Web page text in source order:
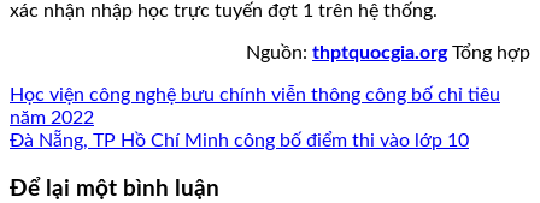
xác nhận nhập học trực tuyến đợt 1 trên hệ thống.
Nguồn: thptquocgia.orgTổng hợp
Học viện công nghệ bưu chính viễn thông công bố chỉ tiêu
năm 2022
Đà Nẵng, TP Hồ Chí Minh công bố điểm thi vào lớp 10
Để lại một bình luận